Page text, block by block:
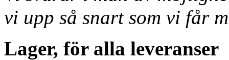
vi upp så snart som vi får
Lager, för alla leveranser